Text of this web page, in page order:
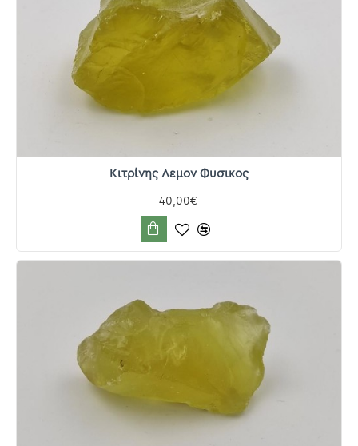
Κιτρίνης Λεμον Φυσικος
40,00€